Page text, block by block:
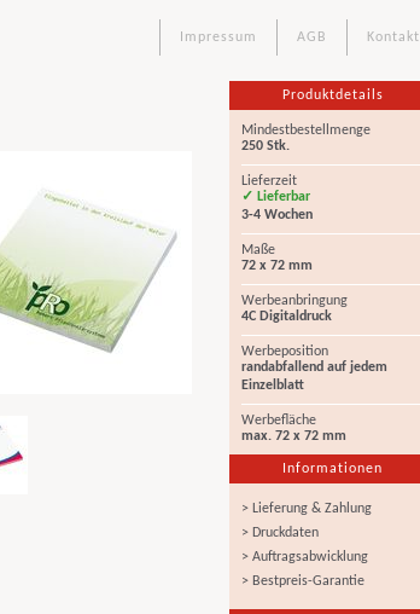
Kontakt
AGB
Impressum
Produktdetails
Mindestbestellmenge
250 Stk.
Lieferzeit
✓ Lieferbar
3-4 Wochen
Maße
72 x 72 mm
Werbeanbringung
4C Digitaldruck
Werbeposition
randabfallend auf jedem
Einzelblatt
Werbefläche
max. 72 x 72 mm
Informationen
> Lieferung & Zahlung
> Druckdaten
> Auftragsabwicklung
> Bestpreis-Garantie